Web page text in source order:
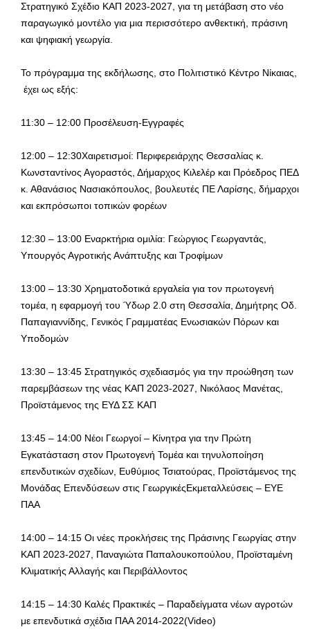
Στρατηγικό Σχέδιο ΚΑΠ 2023-2027, για τη μετάβαση στο νέο
παραγωγικό μοντέλο για μια περισσότερο ανθεκτική, πράσινη
και ψηφιακή γεωργία.
Το πρόγραμμα της εκδήλωσης, στο Πολιτιστικό Κέντρο Νίκαιας,
έχει ως εξής:
11:30 – 12:00 Προσέλευση-Εγγραφές
12:00 – 12:30Χαιρετισμοί: Περιφερειάρχης Θεσσαλίας κ.
Κωνσταντίνος Αγοραστός, Δήμαρχος Κιλελέρ και Πρόεδρος ΠΕΔ
κ. Αθανάσιος Νασιακόπουλος, βουλευτές ΠΕ Λαρίσης, δήμαρχοι
και εκπρόσωποι τοπικών φορέων
12:30 – 13:00 Εναρκτήρια ομιλία: Γεώργιος Γεωργαντάς,
Υπουργός Αγροτικής Ανάπτυξης και Τροφίμων
13:00 – 13:30 Χρηματοδοτικά εργαλεία για τον πρωτογενή
τομέα, η εφαρμογή του Ύδωρ 2.0 στη Θεσσαλία, Δημήτρης Οδ.
Παπαγιαννίδης, Γενικός Γραμματέας Ενωσιακών Πόρων και
Υποδομών
13:30 – 13:45 Στρατηγικός σχεδιασμός για την προώθηση των
παρεμβάσεων της νέας ΚΑΠ 2023-2027, Νικόλαος Μανέτας,
Προϊστάμενος της ΕΥΔ ΣΣ ΚΑΠ
13:45 – 14:00 Νέοι Γεωργοί – Κίνητρα για την Πρώτη
Εγκατάσταση στον Πρωτογενή Τομέα και τηνυλοποίηση
επενδυτικών σχεδίων, Ευθύμιος Τσιατούρας, Προϊστάμενος της
Μονάδας Επενδύσεων στις ΓεωργικέςΕκμεταλλεύσεις – ΕΥΕ
ΠΑΑ
14:00 – 14:15 Οι νέες προκλήσεις της Πράσινης Γεωργίας στην
ΚΑΠ 2023-2027, Παναγιώτα Παπαλουκοπούλου, Προϊσταμένη
Κλιματικής Αλλαγής και Περιβάλλοντος
14:15 – 14:30 Καλές Πρακτικές – Παραδείγματα νέων αγροτών
με επενδυτικά σχέδια ΠΑΑ 2014-2022(Video)